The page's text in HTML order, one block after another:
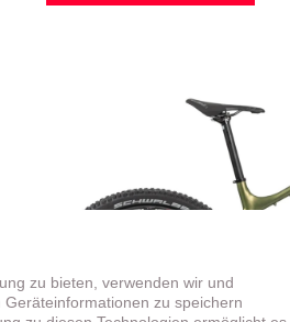
zu bieten, verwenden wir und
zu speichern